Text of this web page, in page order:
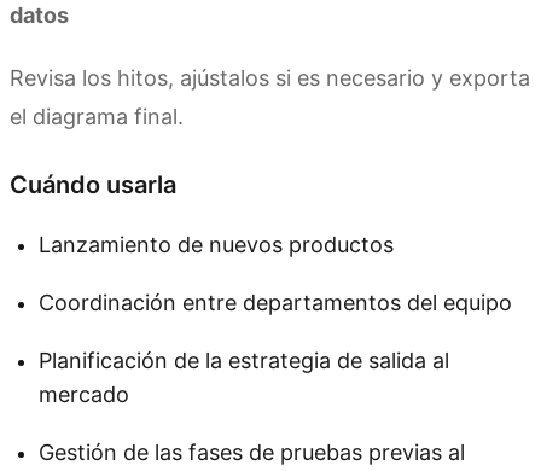
datos
Revisa los hitos, ajústalos si es necesario y exporta
el diagrama final.
Cuándo usarla
Lanzamiento de nuevos productos
Coordinación entre departamentos del equipo
Planificación de la estrategia de salida al
mercado
Gestión de las fases de pruebas previas al